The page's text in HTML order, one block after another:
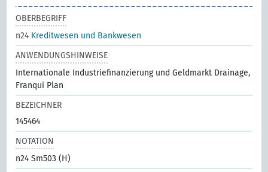
OBERBEGRIFF
n24 Kreditwesen und Bankwesen
ANWENDUNGSHINWEISE
Internationale Industriefinanzierung und Geldmarkt Drainage,
Franqui Plan
BEZEICHNER
145464
NOTATION
n24 Sm503 (H)